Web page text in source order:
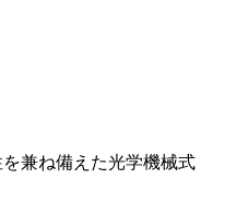
兼ね備えた光学機械式